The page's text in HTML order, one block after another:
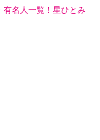
有名人一覧！星ひとみ